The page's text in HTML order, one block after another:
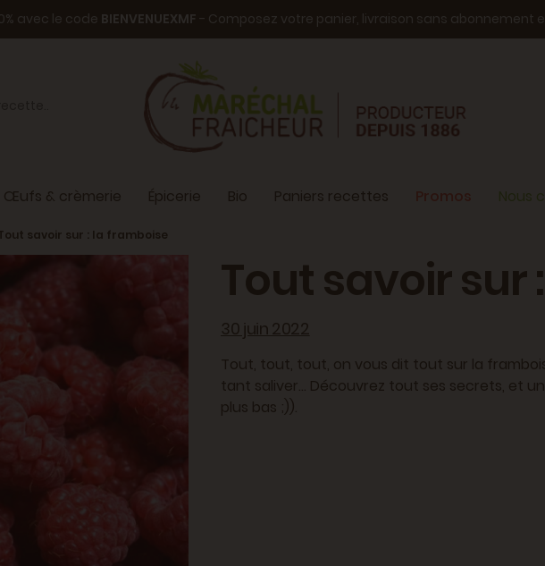
avec le code BIENVENUEXMF - Composez votre panier, livraison sans abonnement
Œufs & crèmerie Épicerie Bio Paniers recettes Nous
savoir sur : la framboise
Tout savoir
30 juin 2022
Tout, tout, tout, on vous dit tout sur la
tant saliver... Découvrez tout ses secrets, et
plus bas ;)).